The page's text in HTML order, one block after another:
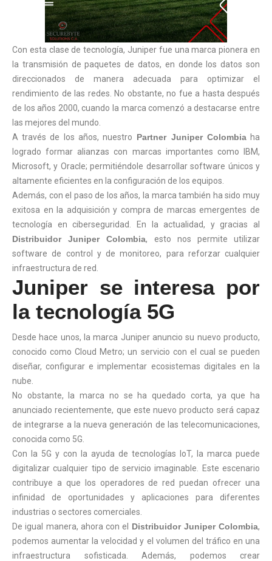
Con esta clase de tecnología, Juniper fue una marca pionera en
la transmisión de paquetes de datos, en donde los datos son
direccionados de manera adecuada para optimizar el
rendimiento de las redes. No obstante, no fue a hasta después
de los años 2000, cuando la marca comenzó a destacarse entre
las mejores del mundo.
A través de los años, nuestro Partner Juniper Colombiaha
logrado formar alianzas con marcas importantes como IBM,
Microsoft, y Oracle; permitiéndole desarrollar software únicos y
altamente eficientes en la configuración de los equipos.
Además, con el paso de los años, la marca también ha sido muy
exitosa en la adquisición y compra de marcas emergentes de
tecnología en ciberseguridad. En la actualidad, y gracias al
Distribuidor Juniper Colombia, esto nos permite utilizar
software de control y de monitoreo, para reforzar cualquier
infraestructura de red.
Juniper se interesa por
la tecnología 5G
Desde hace unos, la marca Juniper anuncio su nuevo producto,
conocido como Cloud Metro; un servicio con el cual se pueden
diseñar, configurar e implementar ecosistemas digitales en la
nube.
No obstante, la marca no se ha quedado corta, ya que ha
anunciado recientemente, que este nuevo producto será capaz
de integrarse a la nueva generación de las telecomunicaciones,
conocida como 5G.
Con la 5G y con la ayuda de tecnologías IoT, la marca puede
digitalizar cualquier tipo de servicio imaginable. Este escenario
contribuye a que los operadores de red puedan ofrecer una
infinidad de oportunidades y aplicaciones para diferentes
industrias o sectores comerciales.
De igual manera, ahora con el Distribuidor Juniper Colombia,
podemos aumentar la velocidad y el volumen del tráfico en una
infraestructura sofisticada. Además, podemos crear